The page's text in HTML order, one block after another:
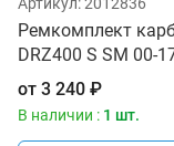
Ремкомплект
DRZ400 S SM 00-
от 3 240 ₽
В наличии : 1 шт.